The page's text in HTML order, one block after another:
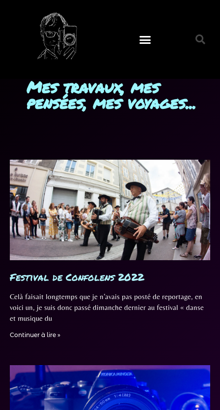
Mes travaux, mes
pensées, mes voyages...
Festival de Confolens 2022
Celà faisait longtemps que je n’avais pas posté de reportage, en
voici un, je suis donc passé dimanche dernier au festival « danse
et musique du
Continuer à lire »